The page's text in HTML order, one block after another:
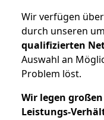
Wir verfügen
durch unseren
qualifizierten
Auswahl an
Problem löst.
Wir legen
Leistungs-